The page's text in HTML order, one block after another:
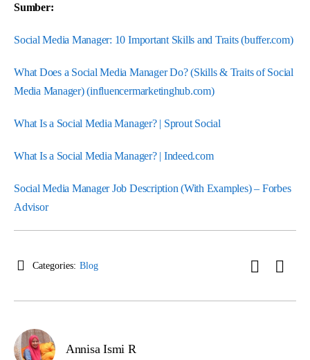
Sumber:
Social Media Manager: 10 Important Skills and Traits (buffer.com)
What Does a Social Media Manager Do? (Skills & Traits of Social
Media Manager) (influencermarketinghub.com)
What Is a Social Media Manager? | Sprout Social
What Is a Social Media Manager? | Indeed.com
Social Media Manager Job Description (With Examples) – Forbes
Advisor
Categories: Blog
Annisa Ismi R